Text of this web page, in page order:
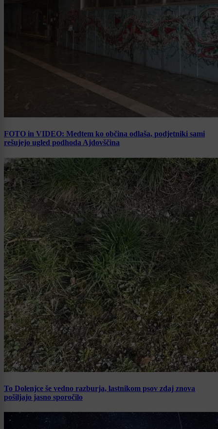
FOTO in VIDEO: Medtem ko občina odlaša, podjetniki sami
rešujejo ugled podhoda Ajdovščina
To Dolenjce še vedno razburja, lastnikom psov zdaj znova
pošiljajo jasno sporočilo